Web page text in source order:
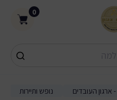
0
נופש ותיירות ארגון העובדים